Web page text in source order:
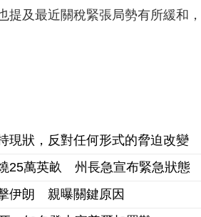
提及最近關稅緊張局勢有所緩和
現狀，反對任何形式的脅迫改變
25萬英畝 州長急宣布緊急狀態
伊朗 親曝關鍵原因